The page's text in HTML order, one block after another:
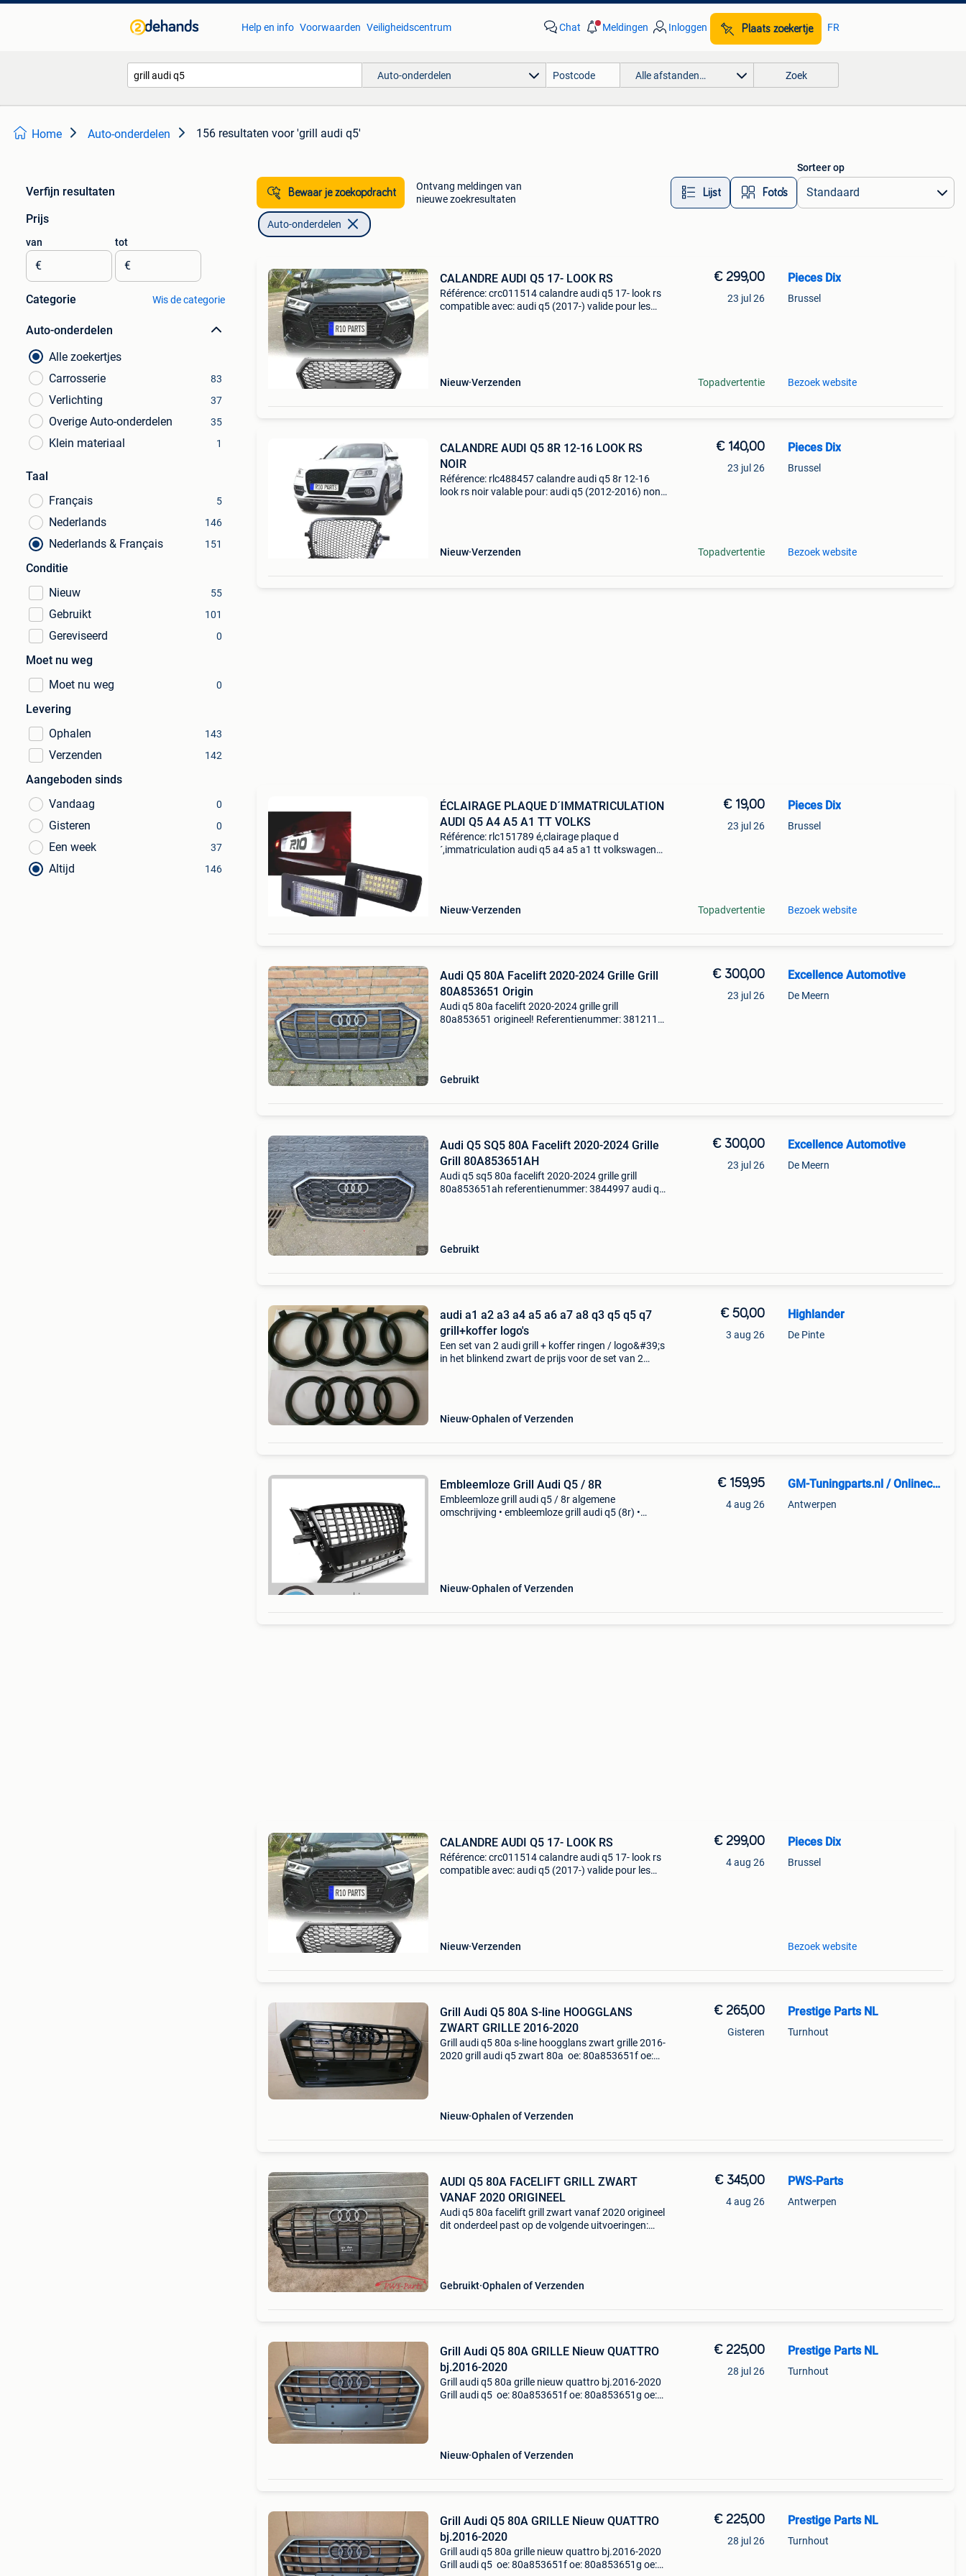
Help en info Voorwaarden Veiligheidscentrum Chat Meldingen Inloggen Plaats zoekertje FR
Auto-onderdelen Alle afstanden… Zoek
Home Auto-onderdelen 156 resultaten voor 'grill audi q5'
Verfijn resultaten
Prijs
van
€
tot
€
Categorie Wis de categorie
Auto-onderdelen
Alle zoekertjes
Carrosserie
83
Verlichting 37
Overige Auto-onderdelen 35
Klein materiaal 1
Taal
Français
5
Nederlands 146
Nederlands & Français 151
Conditie
Nieuw
55
Gebruikt 101
Gereviseerd 0
Moet nu weg
Moet nu weg
0
Levering
Ophalen
143
Verzenden 142
Aangeboden sinds
Vandaag
0
Gisteren 0
Een week 37
Altijd 146
Bewaar je zoekopdracht
Ontvang meldingen van
nieuwe zoekresultaten
Lijst Foto’s
Sorteer op
Auto-onderdelen
CALANDRE AUDI Q5 17- LOOK RS
Référence: crc011514 calandre audi q5 17- look rs
compatible avec: audi q5 (2017-) valide pour les
Nieuw Verzenden
€ 299,00
23 jul 26
Topadvertentie
Pieces Dix
Brussel
Bezoek website
CALANDRE AUDI Q5 8R 12-16 LOOK RS
NOIR
Référence: rlc488457 calandre audi q5 8r 12-16
look rs noir valable pour: audi q5 (2012-2016) non
Nieuw Verzenden
€ 140,00
23 jul 26
Topadvertentie
Pieces Dix
Brussel
Bezoek website
ÉCLAIRAGE PLAQUE D´IMMATRICULATION
AUDI Q5 A4 A5 A1 TT VOLKS
Référence: rlc151789 é,clairage plaque d
´,immatriculation audi q5 a4 a5 a1 tt volkswagen
Nieuw Verzenden
€ 19,00
23 jul 26
Topadvertentie
Pieces Dix
Brussel
Bezoek website
Audi Q5 80A Facelift 2020-2024 Grille Grill
80A853651 Origin
Audi q5 80a facelift 2020-2024 grille grill
80a853651 origineel! Referentienummer: 3812117
Gebruikt
€ 300,00
23 jul 26
Excellence Automotive
De Meern
Audi Q5 SQ5 80A Facelift 2020-2024 Grille
Grill 80A853651AH
Audi q5 sq5 80a facelift 2020-2024 grille grill
80a853651ah referentienummer: 3844997 audi q5
Gebruikt
€ 300,00
23 jul 26
Excellence Automotive
De Meern
audi a1 a2 a3 a4 a5 a6 a7 a8 q3 q5 q5 q7
grill+koffer logo's
Een set van 2 audi grill + koffer ringen / logo&#39;s
in het blinkend zwart de prijs voor de set van 2
Nieuw Ophalen of Verzenden
€ 50,00
3 aug 26
Highlander
De Pinte
Embleemloze Grill Audi Q5 / 8R
Embleemloze grill audi q5 / 8r algemene
omschrijving • embleemloze grill audi q5 (8r) •
Nieuw Ophalen of Verzenden
€ 159,95
4 aug 26
GM-Tuningparts.nl / Onlinecarstyling.nl
Antwerpen
CALANDRE AUDI Q5 17- LOOK RS
Référence: crc011514 calandre audi q5 17- look rs
compatible avec: audi q5 (2017-) valide pour les
Nieuw Verzenden
€ 299,00
4 aug 26
Pieces Dix
Brussel
Bezoek website
Grill Audi Q5 80A S-line HOOGGLANS
ZWART GRILLE 2016-2020
Grill audi q5 80a s-line hoogglans zwart grille 2016-
2020 grill audi q5 zwart 80a oe: 80a853651f oe:
Nieuw Ophalen of Verzenden
€ 265,00
Gisteren
Prestige Parts NL
Turnhout
AUDI Q5 80A FACELIFT GRILL ZWART
VANAF 2020 ORIGINEEL
Audi q5 80a facelift grill zwart vanaf 2020 origineel
dit onderdeel past op de volgende uitvoeringen:
Gebruikt Ophalen of Verzenden
€ 345,00
4 aug 26
PWS-Parts
Antwerpen
Grill Audi Q5 80A GRILLE Nieuw QUATTRO
bj.2016-2020
Grill audi q5 80a grille nieuw quattro bj.2016-2020
Grill audi q5 oe: 80a853651f oe: 80a853651g oe:
Nieuw Ophalen of Verzenden
€ 225,00
28 jul 26
Prestige Parts NL
Turnhout
Grill Audi Q5 80A GRILLE Nieuw QUATTRO
bj.2016-2020
Grill audi q5 80a grille nieuw quattro bj.2016-2020
Grill audi q5 oe: 80a853651f oe: 80a853651g oe:
€ 225,00
28 jul 26
Prestige Parts NL
Turnhout